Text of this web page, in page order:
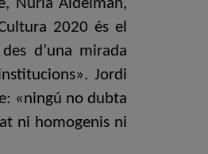
Núria Aidelman,
2020 és el
d’una mirada
Jordi
«ningú no dubta
ni homogenis ni